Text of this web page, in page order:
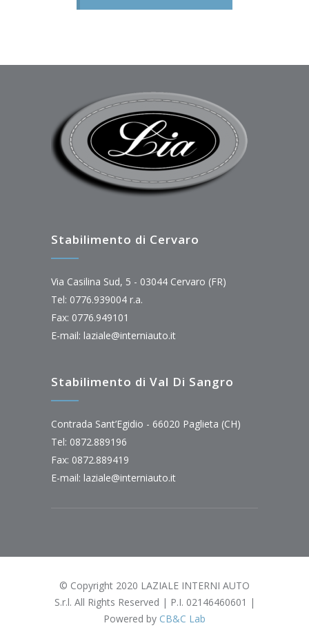
Stabilimento di Cervaro
Via Casilina Sud, 5 - 03044 Cervaro (FR)
Tel: 0776.939004 r.a.
Fax: 0776.949101
E-mail: laziale@interniauto.it
Stabilimento di Val Di Sangro
Contrada Sant’Egidio - 66020 Paglieta (CH)
Tel: 0872.889196
Fax: 0872.889419
E-mail: laziale@interniauto.it
© Copyright 2020 LAZIALE INTERNI AUTO
S.r.l. All Rights Reserved | P.I. 02146460601 |
Powered by CB&C Lab